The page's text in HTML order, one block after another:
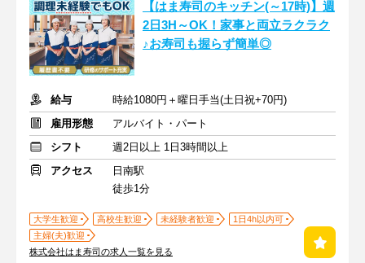
【はま寿司のキッチン(～17時)】週
2日3H～OK！家事と両立ラクラク
♪お寿司も握らず簡単◎
給与
時給1080円＋曜日手当(土日祝+70円)
雇用形態
アルバイト・パート
シフト
週2日以上 1日3時間以上
アクセス
日南駅
徒歩1分
大学生歓迎 高校生歓迎 未経験者歓迎
1日4h以内可
主婦(夫)歓迎
株式会社はま寿司の求人一覧を見る